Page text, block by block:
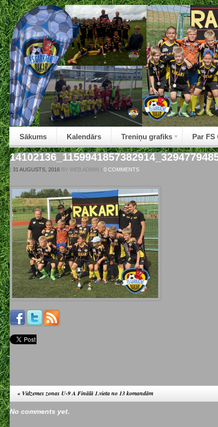
Sākums Kalendārs Treniņu grafiks Par FS
| 31 AUGUSTS, 2016 BY WEB ADMIN | 0 COMMENTS
« Vidzemes zonas U-9 A Finālā 1.vieta no 13 komandām
No comments yet.